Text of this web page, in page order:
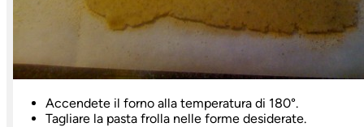
Accendete il forno alla temperatura di 180°.
Tagliare la pasta frolla nelle forme desiderate.